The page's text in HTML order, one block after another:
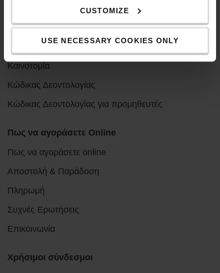
CUSTOMIZE
USE NECESSARY COOKIES ONLY
Toyota Production Systems (TPS)
Καινοτομία
Κώδικας Δεοντολογίας
Κώδικας Δεοντολογίας για προμηθευτές
Πως να αγοράσετε Online
Πως να αγοράσετε online
Αποστολή & Παράδοση
Πληρωμή
Συχνές Ερωτήσεις
Επικοινωνία
Χρήσιμοι σύνδεσμοι